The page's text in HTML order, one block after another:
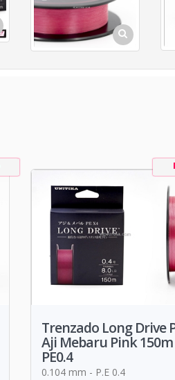
Trenzado Long Drive
Aji Mebaru Pink 150m
PE0.4
0.104 mm - P.E 0.4